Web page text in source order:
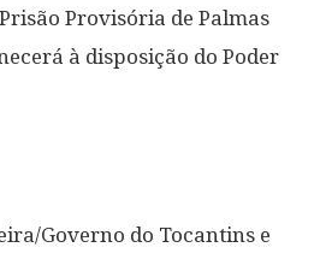
Provisória de Palmas
à disposição do Poder
Governo do Tocantins e